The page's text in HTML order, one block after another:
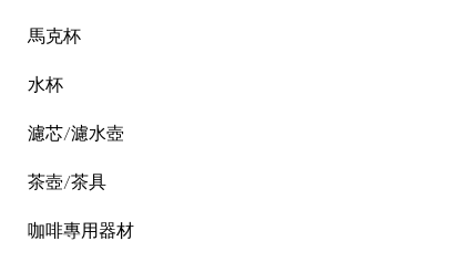
馬克杯
水杯
濾芯/濾水壺
茶壺/茶具
咖啡專用器材